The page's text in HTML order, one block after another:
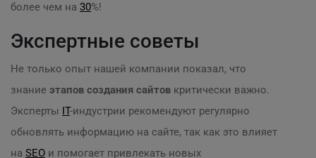
более чем на 30%!
Экспертные советы
Не только опыт нашей компании показал, что
знание этапов создания сайтов критически важно.
Эксперты IT-индустрии рекомендуют регулярно
обновлять информацию на сайте, так как это влияет
на SEO и помогает привлекать новых